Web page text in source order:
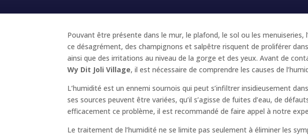
Pouvant être présente dans le mur, le plafond, le sol ou les
ce désagrément, des champignons et salpêtre risquent de proliférer
ainsi que des irritations au niveau de la gorge et des yeux. Avant de
Wy Dit Joli Village, il est nécessaire de comprendre les causes de
L’humidité est un ennemi sournois qui peut s’infiltrer insidieusement
ses sources peuvent être variées, qu’il s’agisse de fuites d’eau, de
efficacement ce problème, il est recommandé de faire appel à notre
Le traitement de l’humidité ne se limite pas seulement à éliminer les